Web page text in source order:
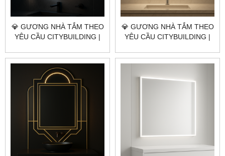
💎 GƯƠNG NHÀ TẮM THEO
YÊU CẦU CITYBUILDING |
GIÁ GƯƠNG NHÀ TẮM
QUẬN 10 TP.HCM
💎 GƯƠNG NHÀ TẮM THEO
YÊU CẦU CITYBUILDING |
GIÁ GƯƠNG NHÀ TẮM